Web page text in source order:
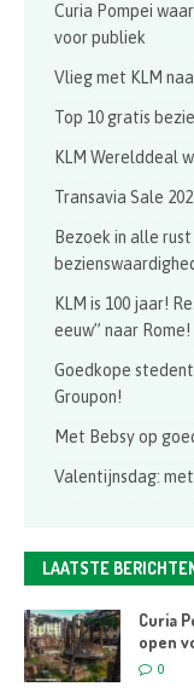
Curia Pompei
voor publiek
Vlieg met KLM
Top 10 gratis
KLM Werelddeal
Transavia Sale
Bezoek in alle
KLM is 100 jaar!
eeuw” naar Rome!
Goedkope
Groupon!
Met Bebsy op
Valentijnsdag:
LAATSTE
Curia
open
0